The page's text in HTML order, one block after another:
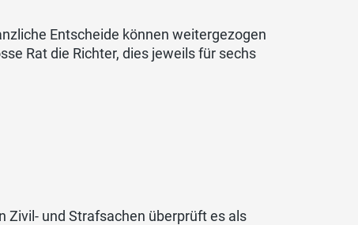
Entscheide können weitergezogen
Rat die Richter, dies jeweils für sechs
Zivil- und Strafsachen überprüft es als